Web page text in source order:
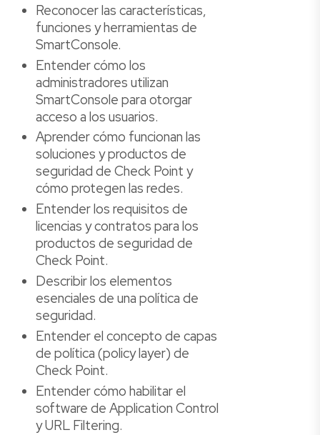
Reconocer las características,
funciones y herramientas de
SmartConsole.
Entender cómo los
administradores utilizan
SmartConsole para otorgar
acceso a los usuarios.
Aprender cómo funcionan las
soluciones y productos de
seguridad de Check Point y
cómo protegen las redes.
Entender los requisitos de
licencias y contratos para los
productos de seguridad de
Check Point.
Describir los elementos
esenciales de una política de
seguridad.
Entender el concepto de capas
de política (policy layer) de
Check Point.
Entender cómo habilitar el
software de Application Control
y URL Filtering.